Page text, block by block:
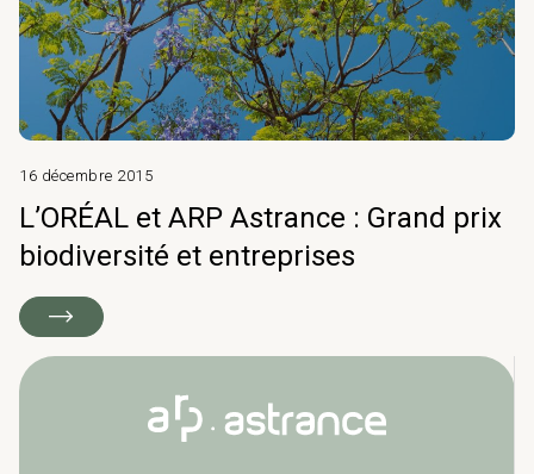
16 décembre 2015
L’ORÉAL et ARP Astrance : Grand prix
biodiversité et entreprises